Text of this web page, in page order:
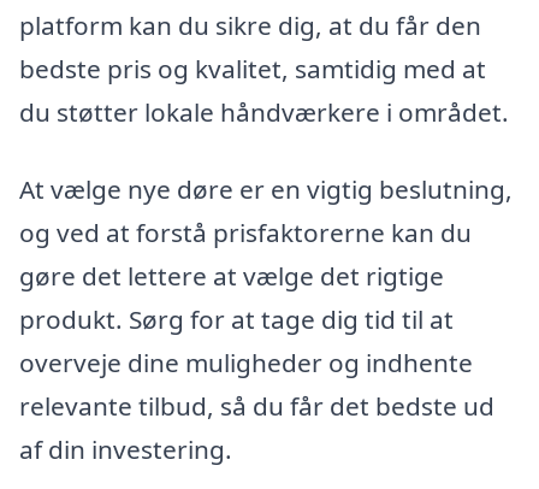
platform kan du sikre dig, at du får den
bedste pris og kvalitet, samtidig med at
du støtter lokale håndværkere i området.
At vælge nye døre er en vigtig beslutning,
og ved at forstå prisfaktorerne kan du
gøre det lettere at vælge det rigtige
produkt. Sørg for at tage dig tid til at
overveje dine muligheder og indhente
relevante tilbud, så du får det bedste ud
af din investering.